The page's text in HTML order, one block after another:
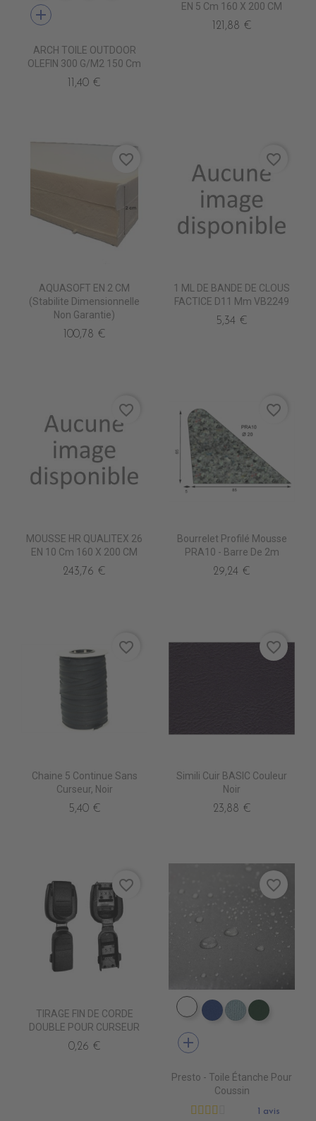
add
ARCH TOILE OUTDOOR
OLEFIN 300 G/m2 150 Cm
11,40 €
EN 5 Cm 160 X 200 CM
121,88 €
AQUASOFT EN 2 CM
(stabilite Dimensionnelle
Non Garantie)
100,78 €
favorite_border
1 ML DE BANDE DE CLOUS
FACTICE D11 Mm VB2249
5,34 €
favorite_border
MOUSSE HR QUALITEX 26
EN 10 Cm 160 X 200 CM
243,76 €
favorite_border
Bourrelet Profilé Mousse
PRA10 - Barre De 2m
29,24 €
favorite_border
Chaine 5 Continue Sans
Curseur, Noir
5,40 €
favorite_border
Simili Cuir BASIC Couleur
Noir
23,88 €
favorite_border
TIRAGE FIN DE CORDE
DOUBLE POUR CURSEUR
0,26 €
favorite_border
DW0001 NAVY
DW0005 ROYAL
DW0009DW0002
add
Presto - Toile Étanche Pour
Coussin
1 avis
favorite_border